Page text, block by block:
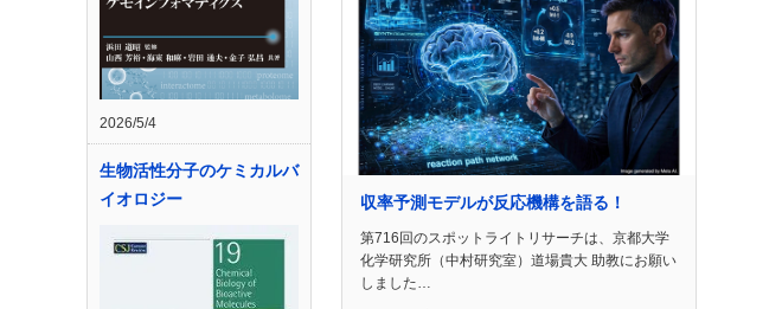
2026/5/4
生物活性分子のケミカルバ
イオロジー
収率予測モデルが反応機構を語る！
第716回のスポットライトリサーチは、京都大学
化学研究所（中村研究室）道場貴大 助教にお願い
しました…